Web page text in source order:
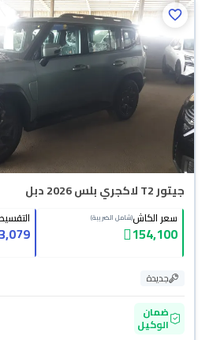
سهولة. والسيارات الجديدة مضمونة بضمان الوكالة،
وتحجزها أونلاين، وبتوصلك لين باب بيتك.
جيتور T2 لاكجري بلس 2026 دبل
سعر الكاش(شامل الضريبة)
154,100
3,079
جديدة
ضمان
الوكيل